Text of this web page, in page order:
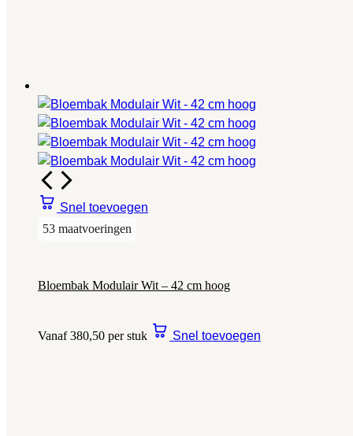
Snel toevoegen
53 maatvoeringen
Bloembak Modulair Wit – 42 cm hoog
Vanaf 380,50 per stuk Snel toevoegen